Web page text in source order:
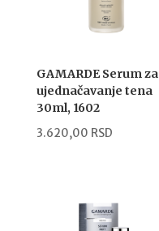
GAMARDE Serum za
ujednačavanje tena
30ml, 1602
3.620,00 RSD